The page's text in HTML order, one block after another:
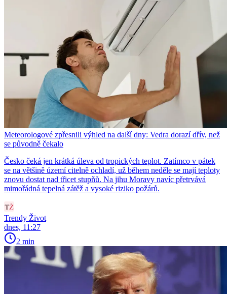
Meteorologové zpřesnili výhled na další dny: Vedra dorazí dřív, než
se původně čekalo
Česko čeká jen krátká úleva od tropických teplot. Zatímco v pátek
se na většině území citelně ochladí, už během neděle se mají teploty
znovu dostat nad třicet stupňů. Na jihu Moravy navíc přetrvává
mimořádná tepelná zátěž a vysoké riziko požárů.
Trendy Život
dnes, 11:27
2 min